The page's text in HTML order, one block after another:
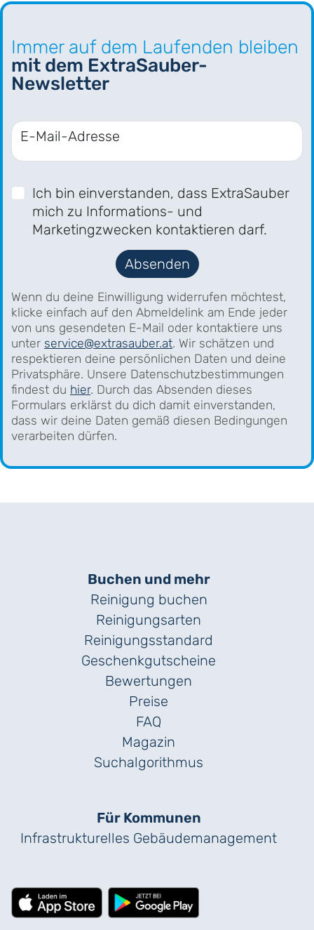
Immer auf dem Laufenden bleiben
mit dem ExtraSauber-
Newsletter
E-Mail-Adresse
Ich bin einverstanden, dass ExtraSauber
mich zu Informations- und
Marketingzwecken kontaktieren darf.
Absenden
Wenn du deine Einwilligung widerrufen möchtest,
klicke einfach auf den Abmeldelink am Ende jeder
von uns gesendeten E-Mail oder kontaktiere uns
unter service@extrasauber.at. Wir schätzen und
respektieren deine persönlichen Daten und deine
Privatsphäre. Unsere Datenschutzbestimmungen
findest du hier. Durch das Absenden dieses
Formulars erklärst du dich damit einverstanden,
dass wir deine Daten gemäß diesen Bedingungen
verarbeiten dürfen.
Buchen und mehr
Reinigung buchen
Reinigungsarten
Reinigungs­standard
Geschenk­gutscheine
Bewertungen
Preise
FAQ
Magazin
Suchalgorithmus
Für Kommunen
Infrastrukturelles Gebäude­management